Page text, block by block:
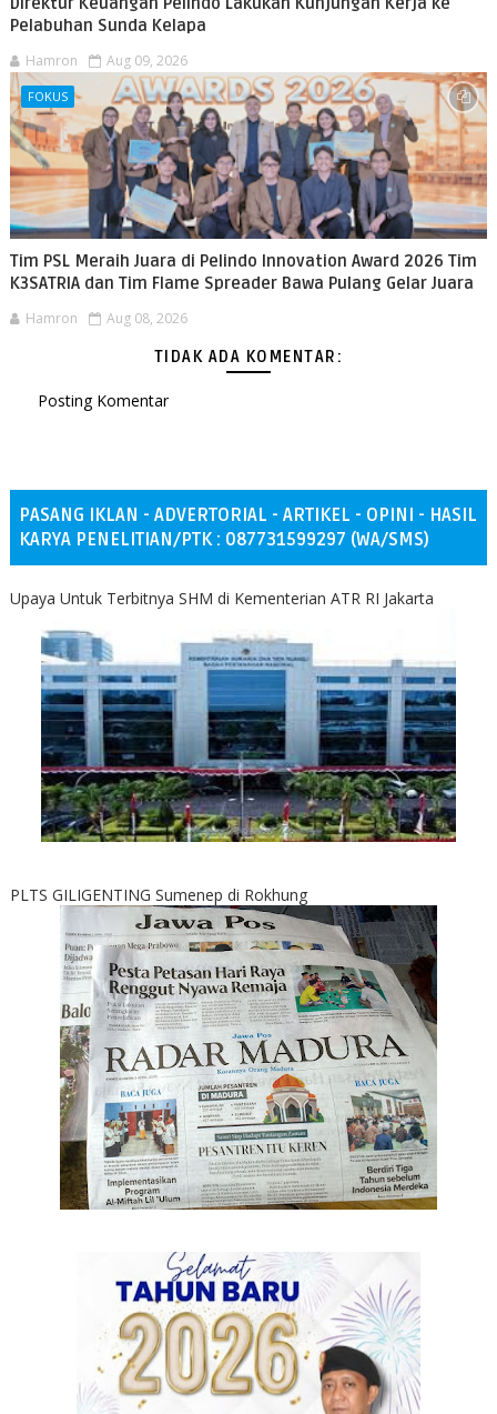
Pelabuhan Sunda Kelapa
Hamron Aug 09, 2026
FOKUS
Tim PSL Meraih Juara di Pelindo Innovation Award 2026 Tim
K3SATRIA dan Tim Flame Spreader Bawa Pulang Gelar Juara
Hamron Aug 08, 2026
TIDAK ADA KOMENTAR:
Posting Komentar
PASANG IKLAN - ADVERTORIAL - ARTIKEL - OPINI - HASIL
KARYA PENELITIAN/PTK : 087731599297 (WA/SMS)
Upaya Untuk Terbitnya SHM di Kementerian ATR RI Jakarta
PLTS GILIGENTING Sumenep di Rokhung